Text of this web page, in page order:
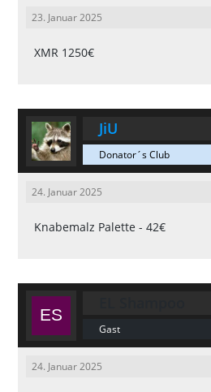
23. Januar 2025
XMR 1250€
JiU
Donator´s Club
24. Januar 2025
Knabemalz Palette - 42€
Gast
24. Januar 2025